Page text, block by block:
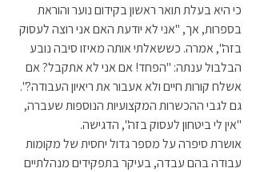
כי היא בעלת תואר ראשון בקידום נוער והוראת
בספרות, אך, "אני לא יודעת האם אני רוצה לעסוק
בזה", אמרה. כששאלתי אותה מאיזו סיבה נובע
הבלבול ענתה: "הפחד! אם אני לא אתקבל? אם
אשלח קורות חיים ולא אעבור את ריאיון העבודה?".
גם לגבי ההכשרות המקצועיות הנוספות שעברה,
"אין לי ביטחון לעסוק בזה", הדגישה.
אושרת סיפרה על מספר גדול יחסית של מקומות
עבודה בהם עבדה, בעיקר בתפקידים מנהלתיים